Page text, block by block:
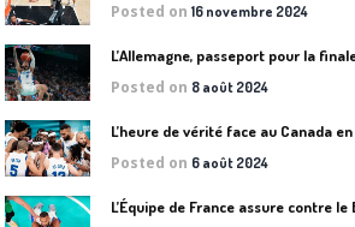
Posted on16 novembre 2024
L’Allemagne, passeport pour la
Posted on 8 août 2024
L’heure de vérité face au Canada
Posted on 6 août 2024
L’Équipe de France assure contre le